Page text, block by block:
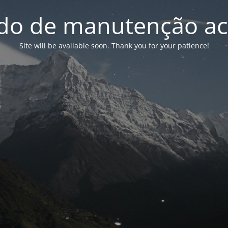
de manutenção
Site will be available soon. Thank you for your patience!